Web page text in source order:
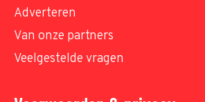
Adverteren
Van onze partners
Veelgestelde vragen